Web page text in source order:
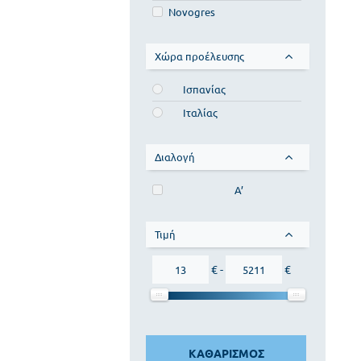
Novogres
Χώρα προέλευσης
Ισπανίας
Ιταλίας
Διαλογή
Α’
Τιμή
€ - €
ΚΑΘΑΡΙΣΜΟΣ